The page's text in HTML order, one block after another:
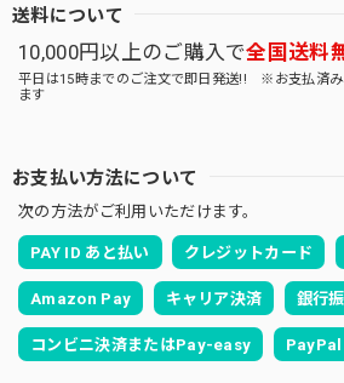
送料について
10,000円以上のご購入で全国送料
平日は15時までのご注文で即日発送!! ※お支払済み
ます
お支払い方法について
次の方法がご利用いただけます。
PAY ID あと払い クレジットカード
Amazon Pay キャリア決済 銀行
コンビニ決済またはPay-easy PayPal